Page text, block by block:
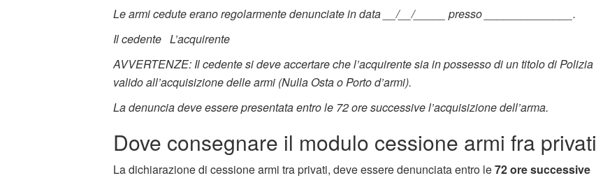
Le armi cedute erano regolarmente denunciate in data __/__/_____ presso ______________.
Il cedente L’acquirente
AVVERTENZE: Il cedente si deve accertare che l’acquirente sia in possesso di un titolo di Polizia
valido all’acquisizione delle armi (Nulla Osta o Porto d’armi).
La denuncia deve essere presentata entro le 72 ore successive l’acquisizione dell’arma.
Dove consegnare il modulo cessione armi fra privati
La dichiarazione di cessione armi tra privati, deve essere denunciata entro le72 ore successive